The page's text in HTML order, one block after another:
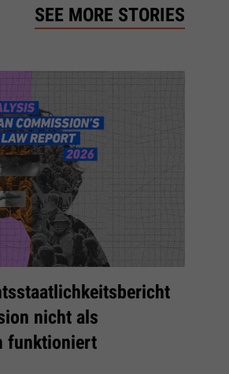
SEE MORE STORIES
nicht als
funktioniert